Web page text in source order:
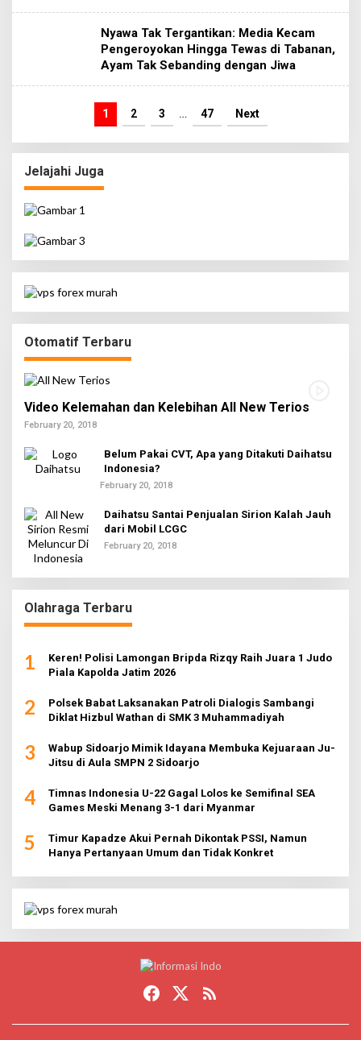
Nyawa Tak Tergantikan: Media Kecam
Pengeroyokan Hingga Tewas di Tabanan,
Ayam Tak Sebanding dengan Jiwa
1 2 3 … 47 Next
Jelajahi Juga
Otomatif Terbaru
Video Kelemahan dan Kelebihan All New Terios
February 20, 2018
Belum Pakai CVT, Apa yang Ditakuti Daihatsu
Indonesia?
February 20, 2018
Daihatsu Santai Penjualan Sirion Kalah Jauh
dari Mobil LCGC
February 20, 2018
Olahraga Terbaru
1
Keren! Polisi Lamongan Bripda Rizqy Raih Juara 1 Judo
Piala Kapolda Jatim 2026
2
Polsek Babat Laksanakan Patroli Dialogis Sambangi
Diklat Hizbul Wathan di SMK 3 Muhammadiyah
3
Wabup Sidoarjo Mimik Idayana Membuka Kejuaraan Ju-
Jitsu di Aula SMPN 2 Sidoarjo
4
Timnas Indonesia U-22 Gagal Lolos ke Semifinal SEA
Games Meski Menang 3-1 dari Myanmar
5
Timur Kapadze Akui Pernah Dikontak PSSI, Namun
Hanya Pertanyaan Umum dan Tidak Konkret